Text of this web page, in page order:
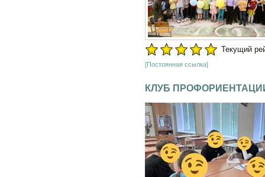
Текущий
[Постоянная ссылка]
КЛУБ